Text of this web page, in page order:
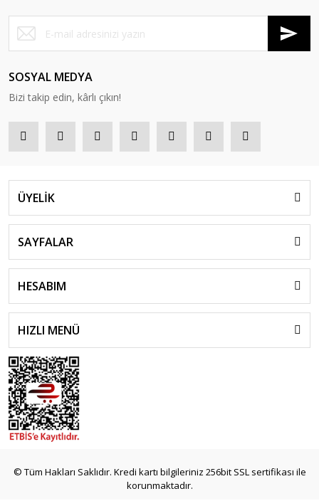
SOSYAL MEDYA
Bizi takip edin, kârlı çıkın!
ÜYELİK
SAYFALAR
HESABIM
HIZLI MENÜ
© Tüm Hakları Saklıdır. Kredi kartı bilgileriniz 256bit SSL sertifikası ile
korunmaktadır.